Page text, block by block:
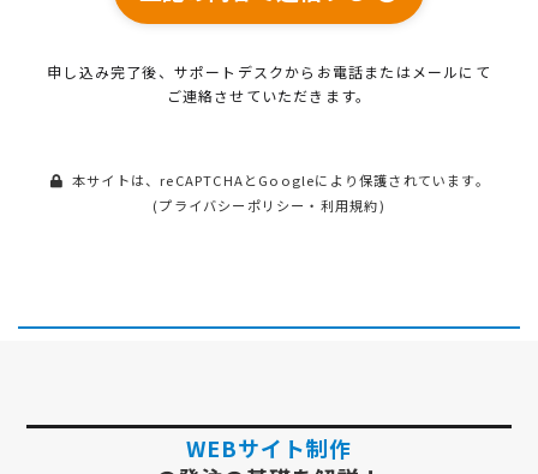
申し込み完了後、サポートデスクから お電話またはメールにて
ご連絡させていただきます。
本サイトは、reCAPTCHAとGoogleにより保護されています。
(プライバシーポリシー ・ 利用規約)
WEBサイト制作